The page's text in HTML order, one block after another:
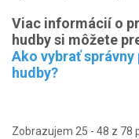
Viac informácií o
hudby si môžete
Ako vybrať
hudby?
Zobrazujem 25 - 48 z 78